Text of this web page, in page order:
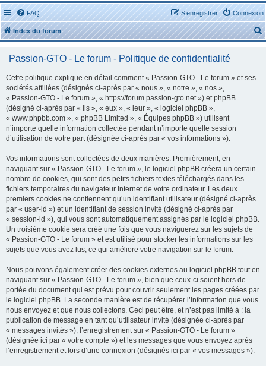
FAQ Connexion
S’enregistrer
Index du forum
e
Passion-GTO - Le forum - Politique de confidentialité
Cette politique explique en détail comment « Passion-GTO - Le forum » et ses
sociétés affiliées (désignés ci-après par « nous », « notre », « nos »,
« Passion-GTO - Le forum », « https://forum.passion-gto.net ») et phpBB
(désigné ci-après par « ils », « eux », « leur », « logiciel phpBB »,
« www.phpbb.com », « phpBB Limited », « Équipes phpBB ») utilisent
n’importe quelle information collectée pendant n’importe quelle session
d’utilisation de votre part (désignée ci-après par « vos informations »).
Vos informations sont collectées de deux manières. Premièrement, en
naviguant sur « Passion-GTO - Le forum », le logiciel phpBB créera un certain
nombre de cookies, qui sont des petits fichiers textes téléchargés dans les
fichiers temporaires du navigateur Internet de votre ordinateur. Les deux
premiers cookies ne contiennent qu’un identifiant utilisateur (désigné ci-après
par « user-id ») et un identifiant de session invité (désigné ci-après par
« session-id »), qui vous sont automatiquement assignés par le logiciel phpBB.
Un troisième cookie sera créé une fois que vous naviguerez sur les sujets de
« Passion-GTO - Le forum » et est utilisé pour stocker les informations sur les
sujets que vous avez lus, ce qui améliore votre navigation sur le forum.
Nous pouvons également créer des cookies externes au logiciel phpBB tout en
naviguant sur « Passion-GTO - Le forum », bien que ceux-ci soient hors de
portée du document qui est prévu pour couvrir seulement les pages créées par
le logiciel phpBB. La seconde manière est de récupérer l’information que vous
nous envoyez et que nous collectons. Ceci peut être, et n’est pas limité à : la
publication de message en tant qu’utilisateur invité (désignée ci-après par
« messages invités »), l’enregistrement sur « Passion-GTO - Le forum »
(désignée ici par « votre compte ») et les messages que vous envoyez après
l’enregistrement et lors d’une connexion (désignés ici par « vos messages »).